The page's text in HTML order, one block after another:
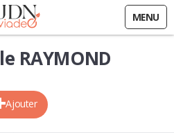
MENU
Ajouter
RAYMOND